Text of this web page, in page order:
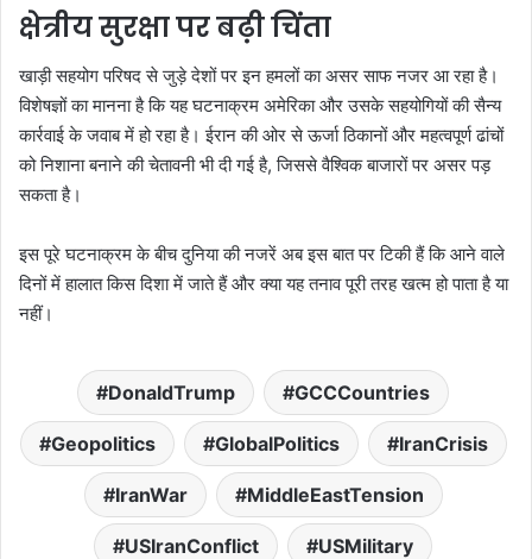
क्षेत्रीय सुरक्षा पर बढ़ी चिंता
खाड़ी सहयोग परिषद से जुड़े देशों पर इन हमलों का असर साफ नजर आ रहा है।
विशेषज्ञों का मानना है कि यह घटनाक्रम अमेरिका और उसके सहयोगियों की सैन्य
कार्रवाई के जवाब में हो रहा है। ईरान की ओर से ऊर्जा ठिकानों और महत्वपूर्ण ढांचों
को निशाना बनाने की चेतावनी भी दी गई है, जिससे वैश्विक बाजारों पर असर पड़
सकता है।
इस पूरे घटनाक्रम के बीच दुनिया की नजरें अब इस बात पर टिकी हैं कि आने वाले
दिनों में हालात किस दिशा में जाते हैं और क्या यह तनाव पूरी तरह खत्म हो पाता है या
नहीं।
DonaldTrump GCCCountries
Geopolitics GlobalPolitics IranCrisis
IranWar MiddleEastTension
USIranConflict USMilitary